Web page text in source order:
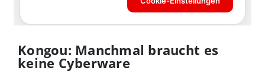
Kongou: Manchmal braucht es
keine Cyberware